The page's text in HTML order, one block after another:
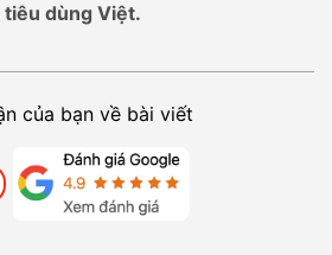
dùng Việt.
của bạn về bài viết